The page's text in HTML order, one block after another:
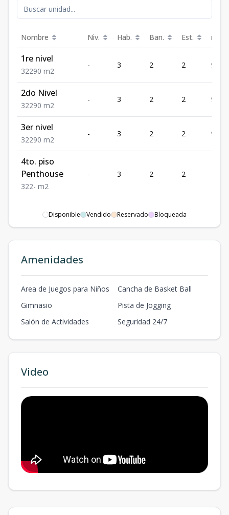
Nombre Niv. Hab. Ban. Est. m²
1re nivel
32290 m2
- 3 2 2 90
2do Nivel
32290 m2
- 3 2 2 90
3er nivel
32290 m2
- 3 2 2 90
4to. piso
Penthouse
322- m2
- 3 2 2 -
Disponible Vendido Reservado Bloqueada
Amenidades
Area de Juegos para Niños
Cancha de Basket Ball
Gimnasio
Pista de Jogging
Salón de Actividades
Seguridad 24/7
Video